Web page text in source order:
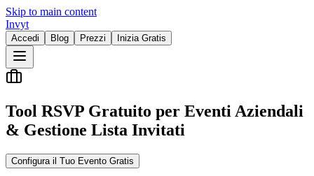
Skip to main content
Invyt
Accedi Blog Prezzi Inizia Gratis
Tool RSVP Gratuito per Eventi Aziendali
& Gestione Lista Invitati
Configura il Tuo Evento Gratis